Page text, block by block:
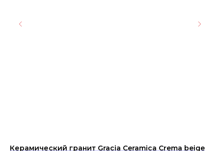
Керамический гранит Gracia Ceramica Crema beige